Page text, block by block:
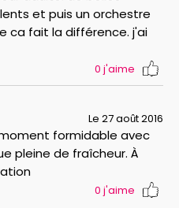
et puis un orchestre
ca fait la différence. j'ai
0 j'aime
Le 27 août 2016
formidable avec
pleine de fraîcheur. À
0 j'aime